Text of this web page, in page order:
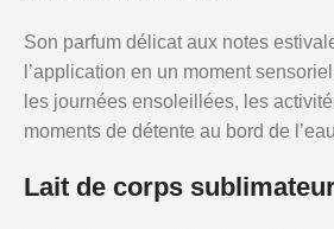
Son parfum délicat aux notes
l’application en un moment
les journées ensoleillées, les
moments de détente au bord de
Lait de corps